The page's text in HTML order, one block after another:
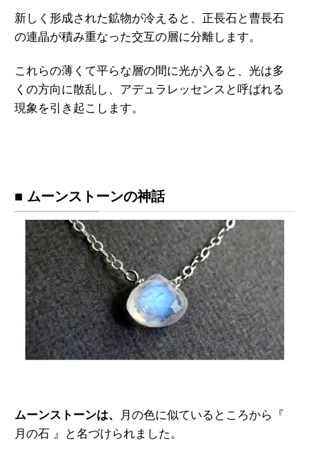
新しく形成された鉱物が冷えると、正長石と曹長石
の連晶が積み重なった交互の層に分離します。
これらの薄くて平らな層の間に光が入ると、光は多
くの方向に散乱し、アデュラレッセンスと呼ばれる
現象を引き起こします。
■ ムーンストーンの神話
ムーンストーンは、
月の色に似ているところから『
月の石 』と名づけられました。